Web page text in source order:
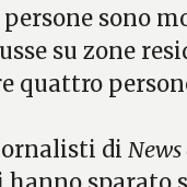
sono
su zone
quattro
di